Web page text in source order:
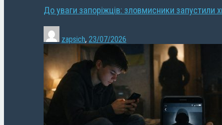
До уваги запоріжців: зловмисники запустили
zapsich, 23/07/2026